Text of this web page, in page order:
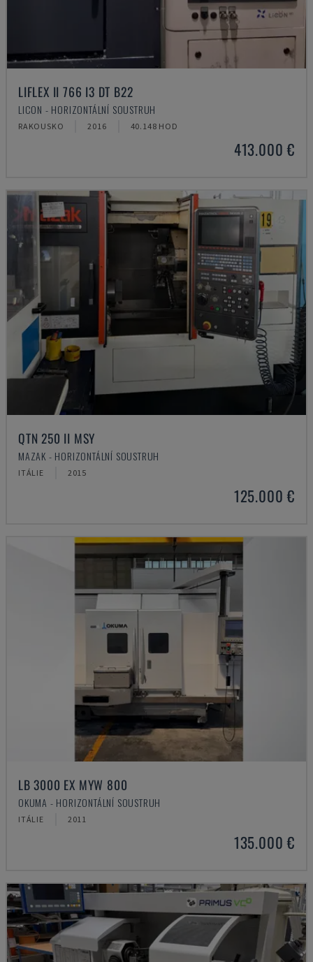
LIFLEX II 766 I3 DT B22
LICON - HORIZONTÁLNÍ SOUSTRUH
RAKOUSKO 2016 40.148 HOD
413.000 €
QTN 250 II MSY
MAZAK - HORIZONTÁLNÍ SOUSTRUH
ITÁLIE 2015
125.000 €
LB 3000 EX MYW 800
OKUMA - HORIZONTÁLNÍ SOUSTRUH
ITÁLIE 2011
135.000 €